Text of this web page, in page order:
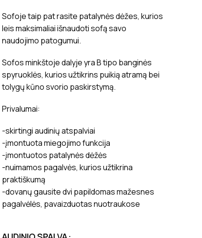
Sofoje taip pat rasite patalynės dėžes, kurios
leis maksimaliai išnaudoti sofą savo
naudojimo patogumui.
Sofos minkštoje dalyje yra B tipo banginės
spyruoklės, kurios užtikrins puikią atramą bei
tolygų kūno svorio paskirstymą.
Privalumai:
-skirtingi audinių atspalviai
-įmontuota miegojimo funkcija
-įmontuotos patalynės dėžės
-nuimamos pagalvės, kurios užtikrina
praktiškumą
-dovanų gausite dvi papildomas mažesnes
pagalvėlės, pavaizduotas nuotraukose